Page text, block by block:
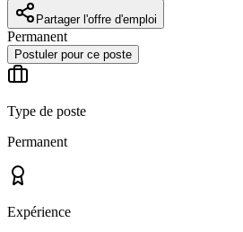
Partager l'offre d'emploi
Permanent
Postuler pour ce poste
Type de poste
Permanent
Expérience